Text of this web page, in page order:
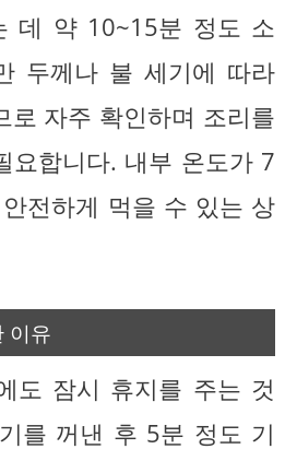
데 약 10~15분 정도 소
두께나 불 세기에 따라
로 자주 확인하며 조리를
요합니다. 내부 온도가 7
전하게 먹을 수 있는 상
이유
도 잠시 휴지를 주는 것
를 꺼낸 후 5분 정도 기